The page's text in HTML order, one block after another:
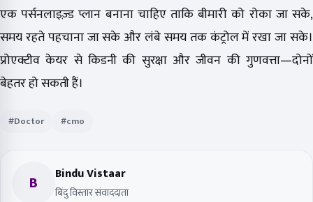
एक पर्सनलाइज़्ड प्लान बनाना चाहिए ताकि बीमारी को रोका जा सके,
समय रहते पहचाना जा सके और लंबे समय तक कंट्रोल में रखा जा सके।
प्रोएक्टीव केयर से किडनी की सुरक्षा और जीवन की गुणवत्ता—दोनों
बेहतर हो सकती हैं।
#Doctor #cmo
B Bindu Vistaar
बिंदु विस्तार संवाददाता